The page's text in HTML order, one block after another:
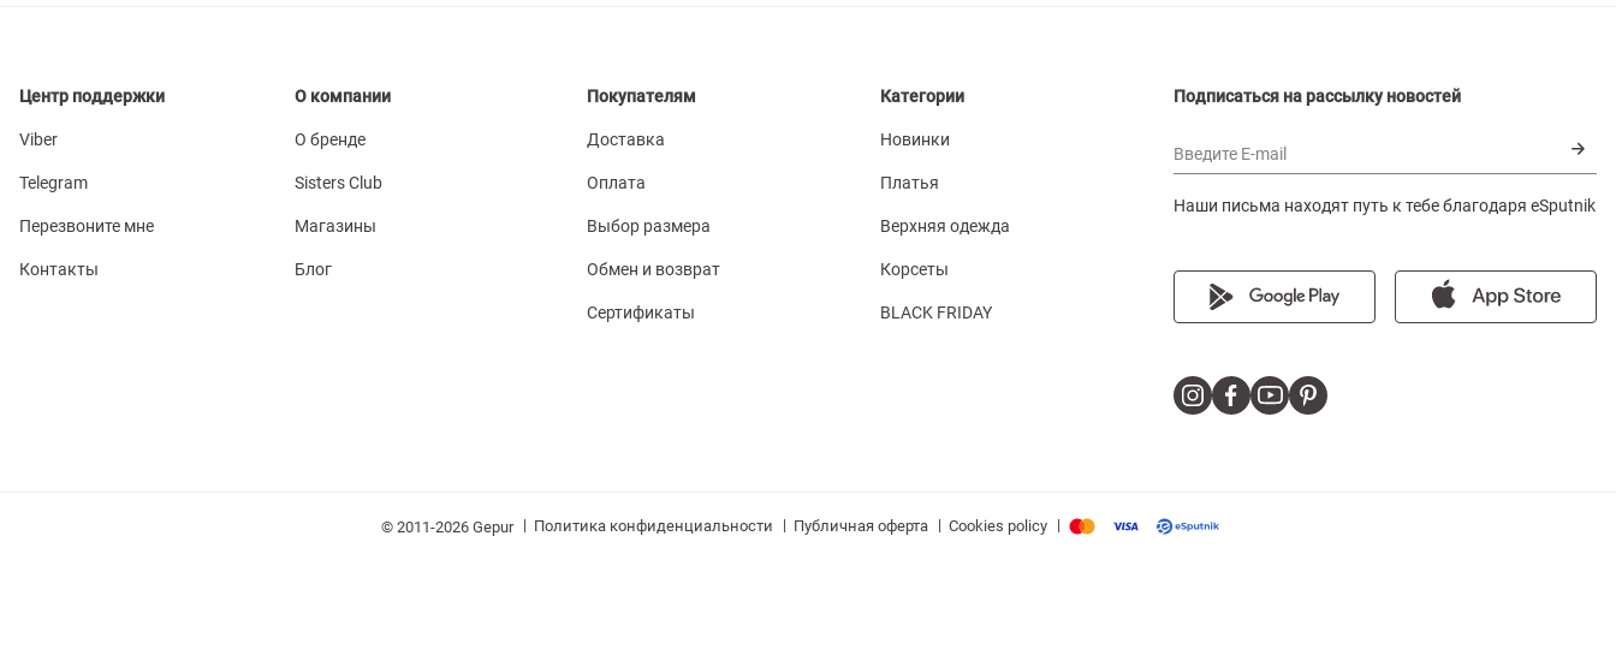
Центр поддержки
Viber
Telegram
Перезвоните мне
Контакты
О компании
О бренде
Sisters Club
Магазины
Блог
Покупателям
Доставка
Оплата
Выбор размера
Обмен и возврат
Сертификаты
Категории
Новинки
Платья
Верхняя одежда
Корсеты
BLACK FRIDAY
Подписаться на рассылку новостей
Введите E-mail
Наши письма находят путь к тебе благодаря eSputnik
© 2011-2026 Gepur | Политика конфиденциальности | Публичная оферта | Cookies policy |